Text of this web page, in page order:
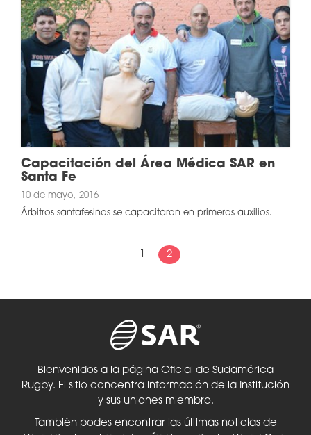
Capacitación del Área Médica SAR en
Santa Fe
10 de mayo, 2016
Árbitros santafesinos se capacitaron en primeros auxilios.
1 2
Bienvenidos a la página Oficial de Sudamérica
Rugby. El sitio concentra información de la Institución
y sus uniones miembro.
También podes encontrar las últimas noticias de